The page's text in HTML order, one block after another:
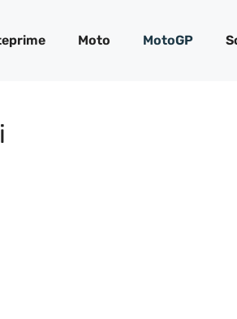
Moto MotoGP